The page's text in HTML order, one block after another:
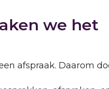
we het
afspraak. Daarom